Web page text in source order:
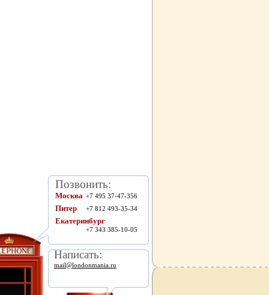
Позвонить:
Москва +7 495 37-47-356
Питер +7 812 493-35-34
Екатеринбург
+7 343 385-10-05
Написать:
mail@londonmania.ru